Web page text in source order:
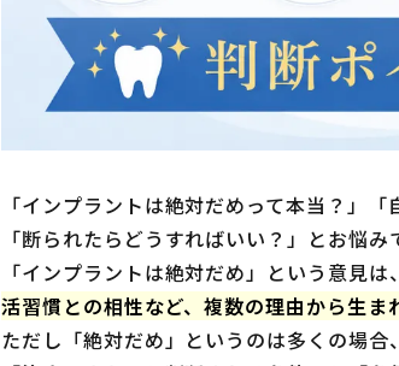
「インプラントは絶対だめって本当？」
「断られたらどうすればいい？」とお悩み
「インプラントは絶対だめ」という意見は、
活習慣との相性など、複数の理由から生ま
ただし「絶対だめ」というのは多くの場合